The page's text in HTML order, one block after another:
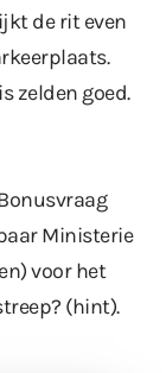
de rit even
zelden goed.
Ministerie
voor het
(hint).